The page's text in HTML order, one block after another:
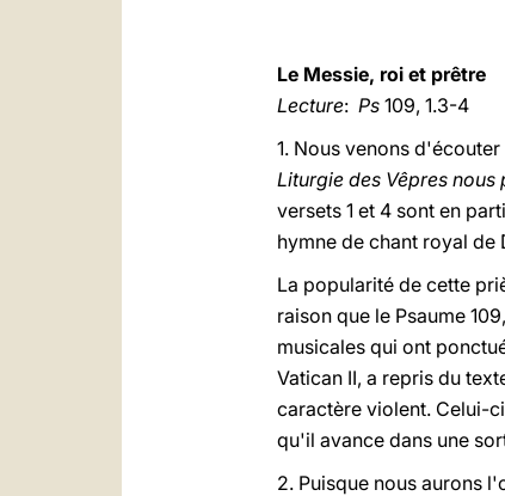
Le Messie, roi et prêtre
Lecture: Ps 109, 1.3-4
1. Nous venons
Liturgie des Vêpres
versets 1 et 4 sont en
hymne de chant royal de
La popularité de cette
raison que le Psaume
musicales qui ont
Vatican II, a repris du
caractère violent. Celui-
qu'il avance dans une
2. Puisque nous aurons